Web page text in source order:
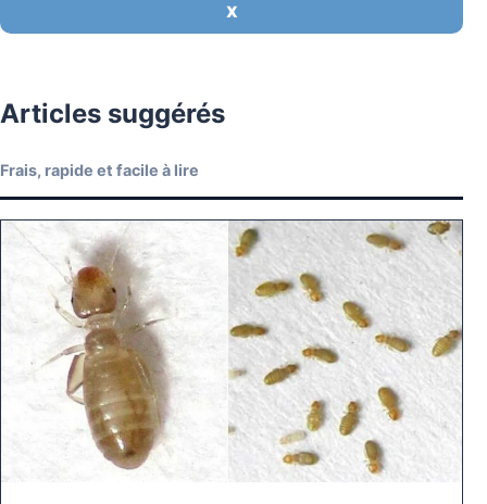
X
Articles suggérés
Frais, rapide et facile à lire